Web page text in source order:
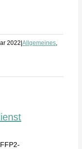
2022 Allgemeines,